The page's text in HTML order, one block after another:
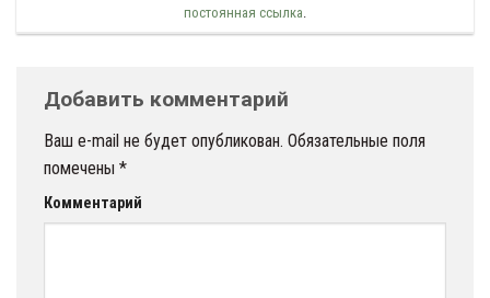
постоянная ссылка
Добавить комментарий
Ваш e-mail не будет опубликован. Обязательные поля
помечены *
Комментарий